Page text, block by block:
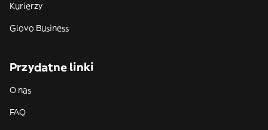
Kurierzy
Glovo Business
Przydatne linki
O nas
FAQ